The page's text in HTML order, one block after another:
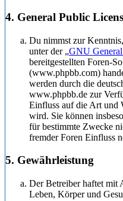
4. General Public
Du nimmst zur
unter der „GNU
bereitgestellten Foren-
(www.phpbb.com)
werden durch die
www.phpbb.de zur
Einfluss auf die Art und
wird. Sie können
für bestimmte Zwecke
fremder Foren Einfluss
5. Gewährleistung
Der Betreiber haftet mit
Leben, Körper und